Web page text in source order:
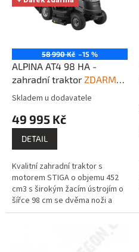
58 990 Kč –15 %
ALPINA AT4 98 HA -
zahradní traktor ZDARMA:
sestavíme a zprovozníme
dopravou DHL + 1x kvalitní
Průměrné
produktu
5
hvězdiček.
Skladem u dodavatele
49 995 Kč
DETAIL
Kvalitní zahradní traktor s
motorem STIGA o objemu 452
cm3 s širokým žacím ústrojím o
šířce 98 cm se dvěma noži a
zadním sběrným košem na trávu